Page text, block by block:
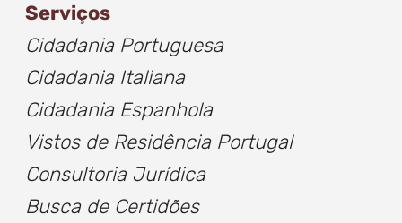
Serviços
Cidadania Portuguesa
Cidadania Italiana
Cidadania Espanhola
Vistos de Residência Portugal
Consultoria Jurídica
Busca deCertidões